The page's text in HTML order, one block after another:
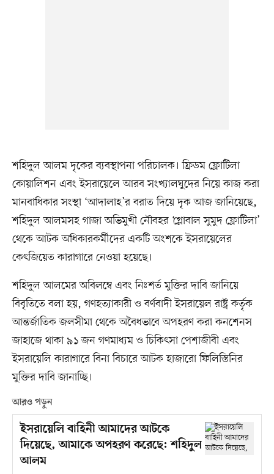
শহিদুল আলম দৃকের ব্যবস্থাপনা পরিচালক। ফ্রিডম ফ্লোটিলা
কোয়ালিশন এবং ইসরায়েলে আরব সংখ্যালঘুদের নিয়ে কাজ করা
মানবাধিকার সংস্থা ‘আদালাহ’র বরাত দিয়ে দৃক আজ জানিয়েছে,
শহিদুল আলমসহ গাজা অভিমুখী নৌবহর ‘গ্লোবাল সুমুদ ফ্লোটিলা’
থেকে আটক অধিকারকর্মীদের একটি অংশকে ইসরায়েলের
কেৎজিয়েত কারাগারে নেওয়া হয়েছে।
শহিদুল আলমের অবিলম্বে এবং নিঃশর্ত মুক্তির দাবি জানিয়ে
বিবৃতিতে বলা হয়, গণহত্যাকারী ও বর্ণবাদী ইসরায়েল রাষ্ট্র কর্তৃক
আন্তর্জাতিক জলসীমা থেকে অবৈধভাবে অপহরণ করা কনশেনস
জাহাজে থাকা ৯১ জন গণমাধ্যম ও চিকিৎসা পেশাজীবী এবং
ইসরায়েলি কারাগারে বিনা বিচারে আটক হাজারো ফিলিস্তিনির
মুক্তির দাবি জানাচ্ছি।
আরও পড়ুন
ইসরায়েলি বাহিনী আমাদের আটকে
দিয়েছে, আমাকে অপহরণ করেছে: শহিদুল
আলম